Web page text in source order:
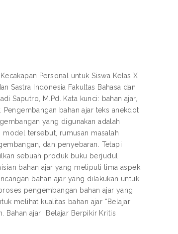
Personal untuk Siswa Kelas X
Sastra Indonesia Fakultas Bahasa dan
Saputro, M.Pd. Kata kunci: bahan ajar,
bahan ajar teks anekdot
yang digunakan adalah
tersebut, rumusan masalah
dan penyebaran. Tetapi
sebuah produk buku berjudul
bahan ajar yang meliputi lima aspek
bahan ajar yang dilakukan untuk
pengembangan bahan ajar yang
melihat kualitas bahan ajar “Belajar
Bahan ajar “Belajar Berpikir Kritis